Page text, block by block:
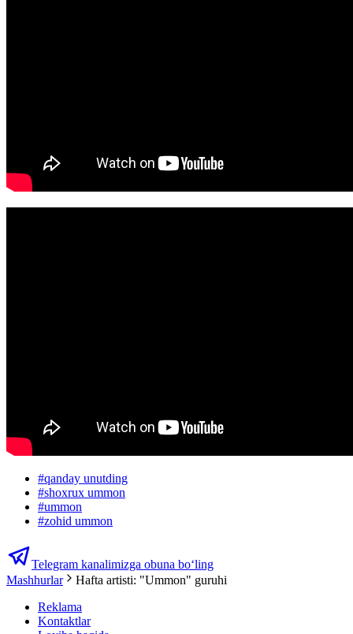
#qanday unutding
#shoxrux ummon
#ummon
#zohid ummon
Telegram kanalimizga obuna bo‘ling
Mashhurlar
Hafta artisti: "Ummon" guruhi
Reklama
Kontaktlar